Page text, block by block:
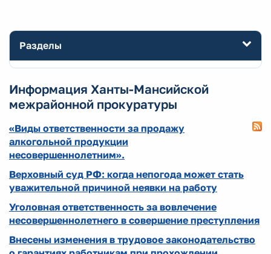
Разделы
Информация Ханты-Мансийской
межрайонной прокуратуры
«Виды ответственности за продажу
алкогольной продукции
несовершеннолетним».
Верховный суд РФ: когда непогода может стать
уважительной причиной неявки на работу
Уголовная ответственность за вовлечение
несовершеннолетнего в совершение преступления
Внесены изменения в трудовое законодательство